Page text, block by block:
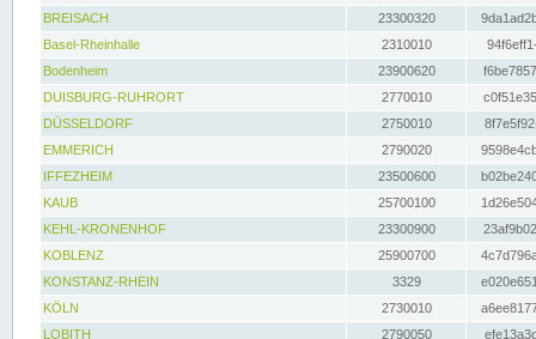
BREISACH
23300320
Basel-Rheinhalle
2310010
Bodenheim
23900620
DUISBURG-RUHRORT
2770010
DÜSSELDORF
2750010
EMMERICH
2790020
IFFEZHEIM
23500600
KAUB
25700100
KEHL-KRONENHOF
23300900
KOBLENZ
25900700
KONSTANZ-RHEIN
3329
KÖLN
2730010
LOBITH
2790050